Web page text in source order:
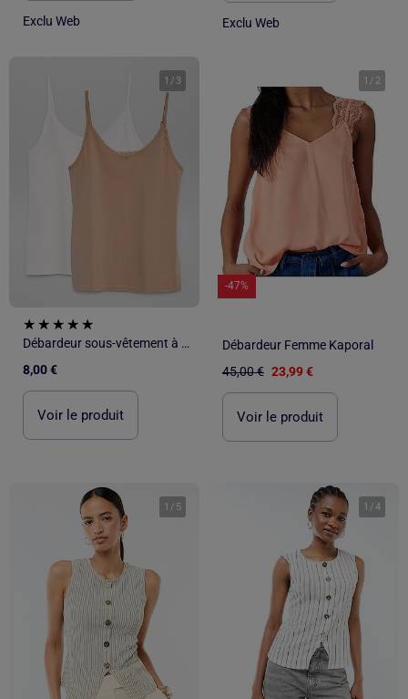
Exclu Web Exclu Web
1 / 3
Débardeur sous-vêtement à fines bretelles
8,00 €
Voir le produit
1 / 2
-47%
Débardeur Femme Kaporal
45,00 € 23,99 €
Voir le produit
1 / 5 1 /4